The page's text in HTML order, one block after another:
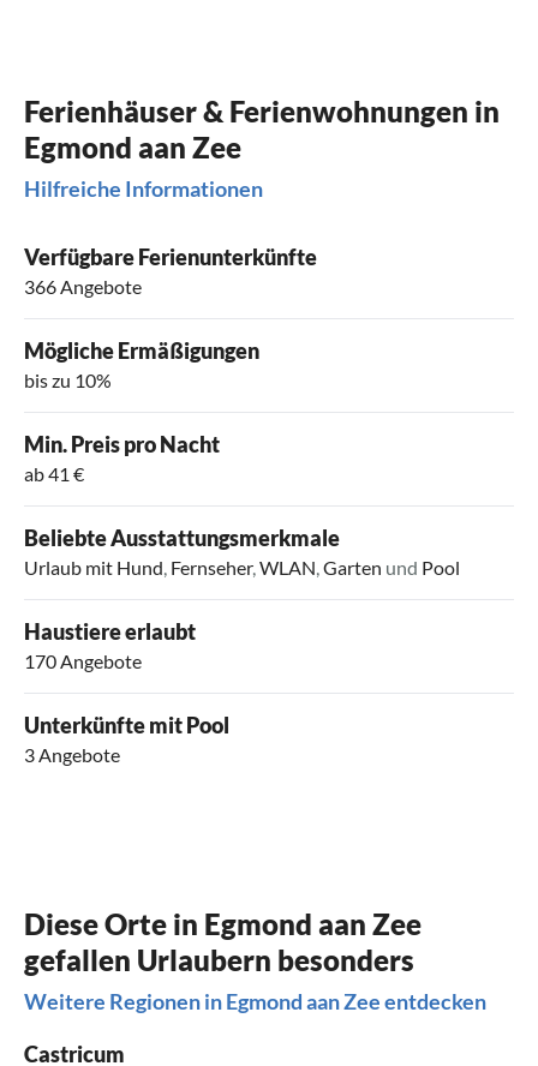
Ferienhäuser & Ferienwohnungen in
Egmond aan Zee
Hilfreiche Informationen
Verfügbare Ferienunterkünfte
366 Angebote
Mögliche Ermäßigungen
bis zu 10%
Min. Preis pro Nacht
ab 41 €
Beliebte Ausstattungsmerkmale
Urlaub mit Hund, Fernseher,WLAN,Garten und Pool
Haustiere erlaubt
170 Angebote
Unterkünfte mit Pool
3 Angebote
Diese Orte in Egmond aan Zee
gefallen Urlaubern besonders
Weitere Regionen in Egmond aan Zee entdecken
Castricum